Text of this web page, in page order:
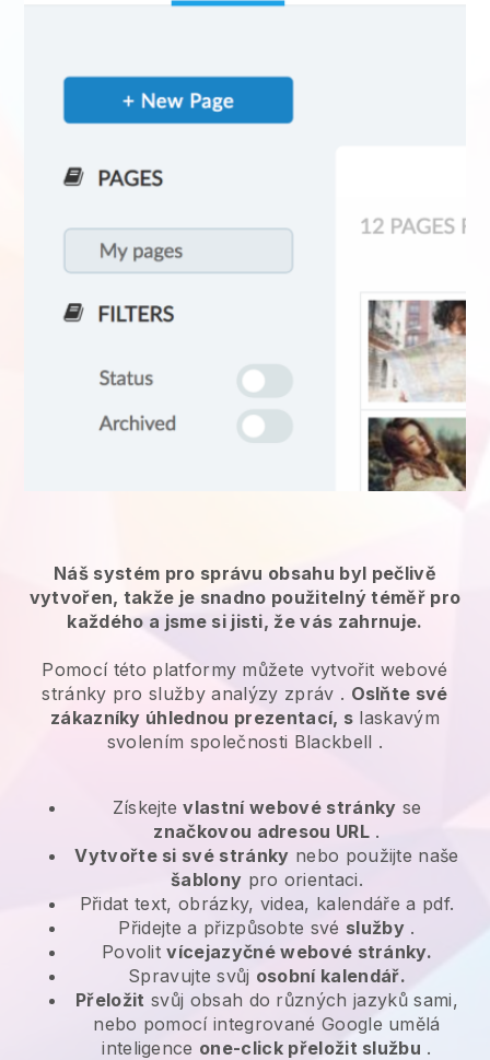
Náš systém pro správu obsahu byl pečlivě
vytvořen, takže je snadno použitelný téměř pro
každého a jsme si jisti, že vás zahrnuje.
Pomocí této platformy můžete vytvořit webové
stránky proslužby analýzy zpráv . Oslňte své
zákazníky úhlednou prezentací, s laskavým
svolením společnosti Blackbell .
Získejtevlastní webové stránky se
značkovou adresou URL .
Vytvořte si své stránky nebo použijte naše
šablony pro orientaci.
Přidat text, obrázky, videa, kalendáře a pdf.
Přidejte a přizpůsobte své služby.
Povolitvícejazyčné webové stránky.
Spravujte svůj osobní kalendář.
Přeložit svůj obsah do různých jazyků sami,
nebo pomocí integrované Google umělá
inteligence one-click přeložit službu .